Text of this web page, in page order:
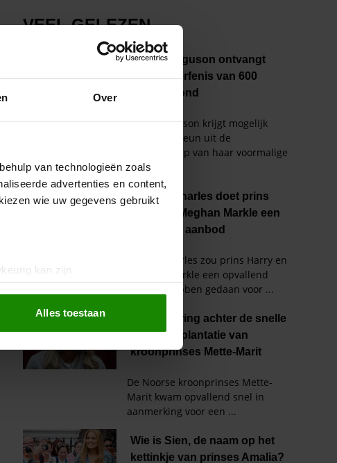
Over
van technologieën zoals
advertenties en content,
wie uw gegevens gebruikt
kan zijn
(fingerprinting)
media te bieden en om ons
onze partners voor social
informatie die u aan ze heeft
Alles toestaan